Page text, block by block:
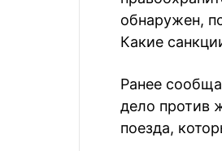
обнаружен,
Какие
Ранее
дело против
поезда,